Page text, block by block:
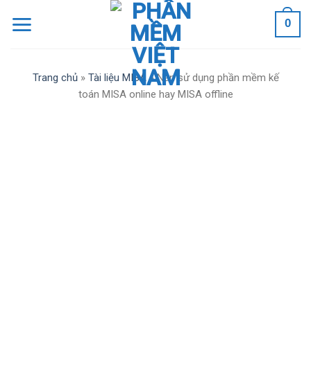
0
Trang chủ» Tài liệu MISA»Nên sử dụng phần mềm kế
toán MISA online hay MISA offline